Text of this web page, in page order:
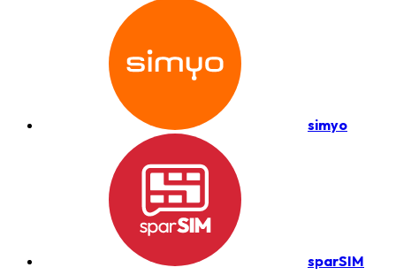
simyo
sparSIM